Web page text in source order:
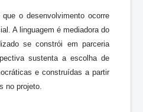
o desenvolvimento ocorre
A linguagem é mediadora do
se constrói em parceria
sustenta a escolha de
e construídas a partir
no projeto.